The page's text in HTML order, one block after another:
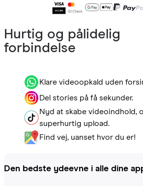
Hurtig og pålidelig
forbindelse
Klare videoopkald uden
Del stories på få sekunder.
Nyd at skabe videoindhold,
superhurtig upload.
Find vej, uanset hvor du er!
Den bedste ydeevne i alle dine